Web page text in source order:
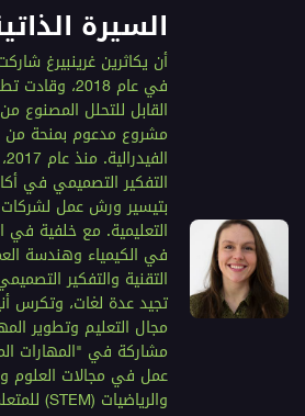
السيرة
أن يكاثرين غرينبيرغ
في عام 2018،
القابل للتحلل المصنوع
مشروع مدعوم بمنحة من
بتيسير ورش عمل
التعليمية. مع خلفية في
في الكيمياء وهندسة
التقنية والتفكير
تجيد عدة لغات، وتكرس
مجال التعليم وتطوير
مشاركة في "المهارات
عمل في مجالات العلوم
والرياضيات (STEM) للمتعلمين الشباب.